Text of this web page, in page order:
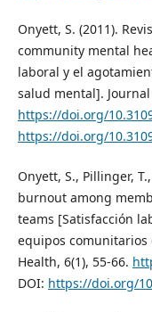
Onyett, S. (2011).
community mental
laboral y el
salud mental].
https://doi.org/
https://doi.org/
Onyett, S., Pillinger,
burnout among
teams [Satisfacción
equipos comunitarios
Health, 6(1), 55-66.
DOI: https://doi.org/